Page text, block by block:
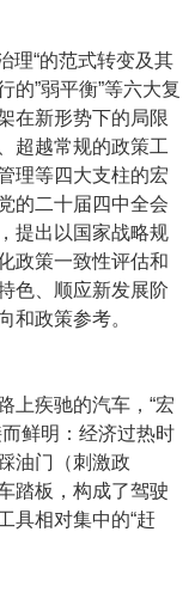
理“的范式转变及其
的”弱平衡”等六大复
在新形势下的局限
超越常规的政策工
理等四大支柱的宏
的二十届四中全会
提出以国家战略规
政策一致性评估和
色、顺应新发展阶
和政策参考。
上疾驰的汽车，“宏
鲜明：经济过热时
油门（刺激政
踏板，构成了驾驶
具相对集中的“赶